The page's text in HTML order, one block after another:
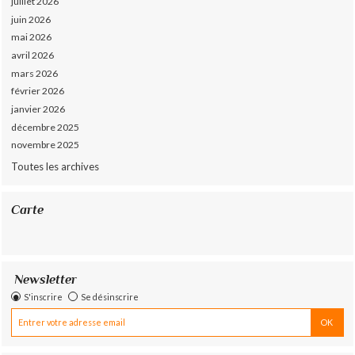
juin 2026
mai 2026
avril 2026
mars 2026
février 2026
janvier 2026
décembre 2025
novembre 2025
Toutes les archives
Carte
Newsletter
S'inscrire Se désinscrire